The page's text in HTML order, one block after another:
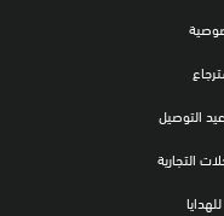
التوصيل
التجارية